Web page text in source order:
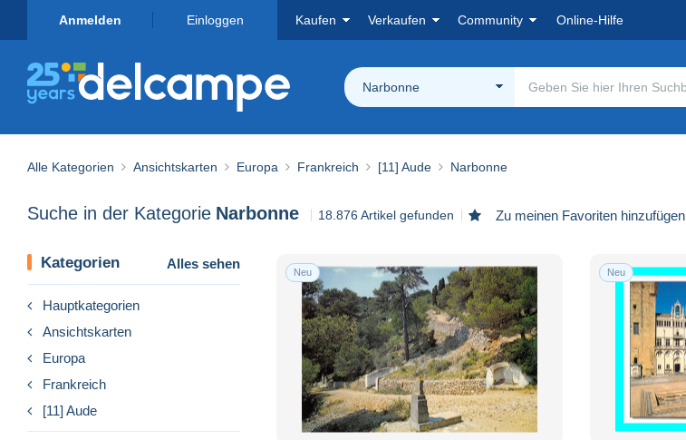
Anmelden Einloggen Kaufen Verkaufen Community Online-Hilfe
Narbonne
Alle Kategorien Ansichtskarten Europa Frankreich [11] Aude Narbonne
Suche in der Kategorie Narbonne 18.876 Artikel gefunden Zu meinen Favoriten hinzufügen
Kategorien Alles sehen
Hauptkategorien
Ansichtskarten
Europa
Frankreich
[11] Aude
Neu Neu